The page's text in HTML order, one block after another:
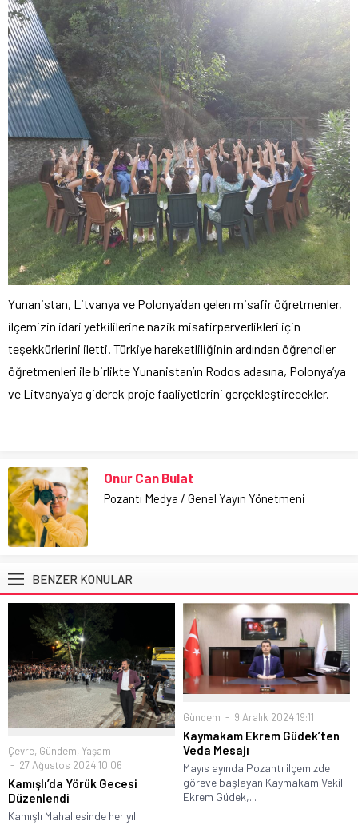
Yunanistan, Litvanya ve Polonya’dan gelen misafir öğretmenler,
ilçemizin idari yetkililerine nazik misafirperverlikleri için
teşekkürlerini iletti. Türkiye hareketliliğinin ardından öğrenciler
öğretmenleri ile birlikte Yunanistan’ın Rodos adasına, Polonya’ya
ve Litvanya’ya giderek proje faaliyetlerini gerçekleştirecekler.
Onur Can Bulat
Pozantı Medya / Genel Yayın Yönetmeni
BENZER KONULAR
Çevre, Gündem, Yaşam
27 Ağustos 2024 10:06
Kamışlı’da Yörük Gecesi
Düzenlendi
Kamışlı Mahallesinde her yıl
Gündem 9 Aralık 2024 19:11
Kaymakam Ekrem Güdek’ten
Veda Mesajı
Mayıs ayında Pozantı ilçemizde
göreve başlayan Kaymakam Vekili
Ekrem Güdek,...